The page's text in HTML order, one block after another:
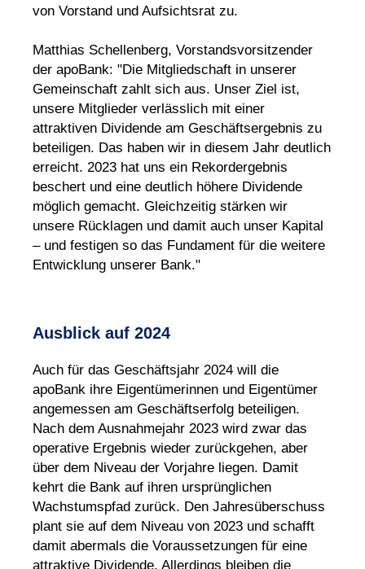
von Vorstand und Aufsichtsrat zu.
Matthias Schellenberg, Vorstandsvorsitzender
der apoBank: "Die Mitgliedschaft in unserer
Gemeinschaft zahlt sich aus. Unser Ziel ist,
unsere Mitglieder verlässlich mit einer
attraktiven Dividende am Geschäftsergebnis zu
beteiligen. Das haben wir in diesem Jahr deutlich
erreicht. 2023 hat uns ein Rekordergebnis
beschert und eine deutlich höhere Dividende
möglich gemacht. Gleichzeitig stärken wir
unsere Rücklagen und damit auch unser Kapital
– und festigen so das Fundament für die weitere
Entwicklung unserer Bank."
Ausblick auf 2024
Auch für das Geschäftsjahr 2024 will die
apoBank ihre Eigentümerinnen und Eigentümer
angemessen am Geschäftserfolg beteiligen.
Nach dem Ausnahmejahr 2023 wird zwar das
operative Ergebnis wieder zurückgehen, aber
über dem Niveau der Vorjahre liegen. Damit
kehrt die Bank auf ihren ursprünglichen
Wachstumspfad zurück. Den Jahresüberschuss
plant sie auf dem Niveau von 2023 und schafft
damit abermals die Voraussetzungen für eine
attraktive Dividende. Allerdings bleiben die